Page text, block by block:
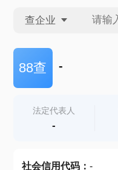
查企业
查企业
查产地
88查 -
法定代表人
-
社会信用代码： -